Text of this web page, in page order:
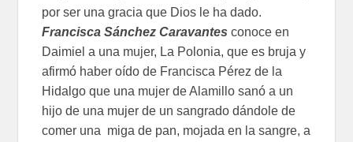
por ser una gracia que Dios le ha dado.
Francisca Sánchez Caravantes conoce en
Daimiel a una mujer, La Polonia, que es bruja y
afirmó haber oído de Francisca Pérez de la
Hidalgo que una mujer de Alamillo sanó a un
hijo de una mujer de un sangrado dándole de
comer una miga de pan, mojada en la sangre, a